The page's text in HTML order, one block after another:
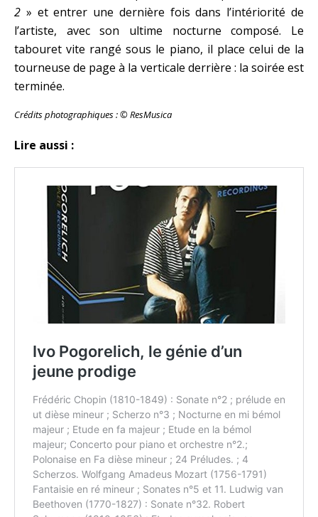
2 » et entrer une dernière fois dans l’intériorité de
l’artiste, avec son ultime nocturne composé. Le
tabouret vite rangé sous le piano, il place celui de la
tourneuse de page à la verticale derrière : la soirée est
terminée.
Crédits photographiques : © ResMusica
Lire aussi :